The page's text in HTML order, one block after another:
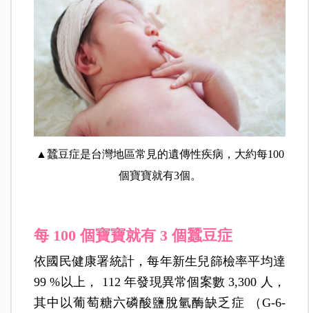
▲蠶豆症是台灣地區常見的遺傳性疾病，大約每100
個寶寶就有3個。
每 100 個寶寶就有 3 個蠶豆症
依國民健康署統計，每年新生兒篩檢率平均達
99 %以上， 112 年發現異常個案數 3,300 人，
其中以葡萄糖六磷酸鹽脫氫酶缺乏症 （G-6-